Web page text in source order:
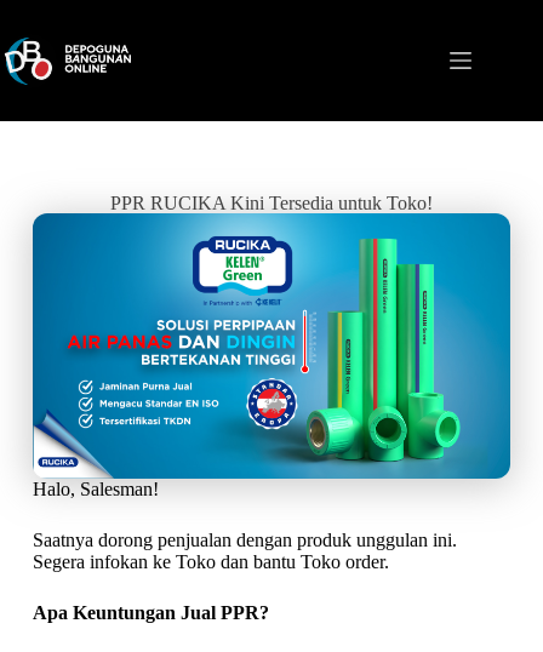
PPR RUCIKA Kini Tersedia untuk Toko!
Halo, Salesman!
Saatnya dorong penjualan dengan produk unggulan ini.
Segera infokan ke Toko dan bantu Toko order.
Apa Keuntungan Jual PPR?